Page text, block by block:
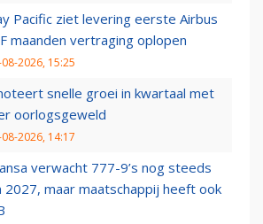
Pacific ziet levering eerste Airbus
maanden vertraging oplopen
2026, 15:25
snelle groei in kwartaal met
oorlogsgeweld
2026, 14:17
verwacht 777-9’s nog steeds
2027, maar maatschappij heeft ook